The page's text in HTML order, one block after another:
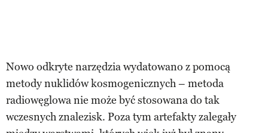
Nowo odkryte narzędzia wydatowano z pomocą
metody nuklidów kosmogenicznych – metoda
radiowęglowa nie może być stosowana do tak
wczesnych znalezisk. Poza tym artefakty zalegały